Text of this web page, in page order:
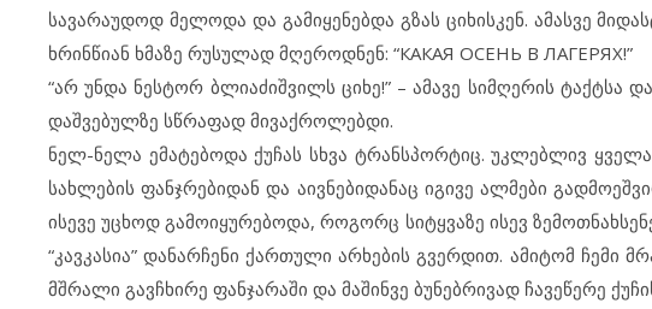
სავარაუდოდ მელოდა და გამიყენებდა გზას ციხისკენ. ამასვე
ხრინწიან ხმაზე რუსულად მღეროდნენ: “КАКАЯ ОСЕНЬ В ЛАГЕРЯХ!”
“არ უნდა ნესტორ ბლიაძიშვილს ციხე!” – ამავე სიმღერის ტაქტსა
დაშვებულზე სწრაფად მივაქროლებდი.
ნელ-ნელა ემატებოდა ქუჩას სხვა ტრანსპორტიც. უკლებლივ
სახლების ფანჯრებიდან და აივნებიდანაც იგივე ალმები
ისევე უცხოდ გამოიყურებოდა, როგორც სიტყვაზე ისევ
“კავკასია” დანარჩენი ქართული არხების გვერდით. ამიტომ ჩემი
მშრალი გავჩხირე ფანჯარაში და მაშინვე ბუნებრივად ჩავეწერე